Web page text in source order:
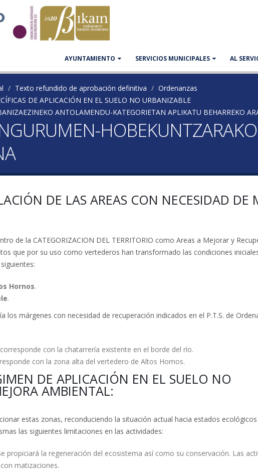
AYUNTAMIENTO SERVICIOS MUNICIPALES AL
Texto refundido de aprobación definitiva
Ordenanzas
DE APLICACIÓN EN EL SUELO NO URBANIZABLE
ANTOLAMENDU-KATEGORIETAN APLIKATU BEHARREKO
DE LAS AREAS CON NECESIDAD DE
de la CATEGORIZACION DEL TERRITORIO como Areas a Mejorar y
que por su uso como vertederos han transformado las condiciones
Hornos.
.
los márgenes con necesidad de recuperación indicados en el P.T.S. de
corresponde con la chatarrería existente en el borde del río.
con la zona alta del vertedero de Altos Hornos.
DE APLICACIÓN EN EL SUELO NO
AMBIENTAL:
estas zonas, reconduciendo la situación actual hacia estados
las siguientes limitaciones en las actividades:
propiciará la regeneración del ecosistema así como su conservación. Las
matizaciones.